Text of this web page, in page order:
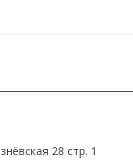
28 стр. 1